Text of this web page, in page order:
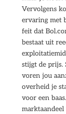
Vervolgens
ervaring met
feit dat
bestaat uit
stijgt de prijs.
voren jou
overheid je
voor een